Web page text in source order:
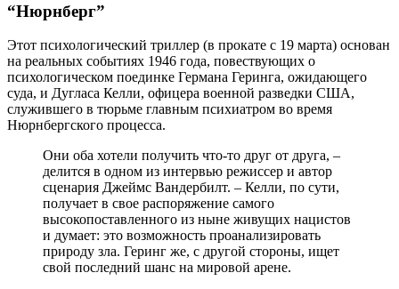
“Нюрнберг”
Этот психологический триллер (в прокате с 19 марта) основан
на реальных событиях 1946 года, повествующих о
психологическом поединке Германа Геринга, ожидающего
суда, и Дугласа Келли, офицера военной разведки США,
служившего в тюрьме главным психиатром во время
Нюрнбергского процесса.
Они оба хотели получить что-то друг от друга, –
делится в одном из интервью режиссер и автор
сценария Джеймс Вандербилт. – Келли, по сути,
получает в свое распоряжение самого
высокопоставленного из ныне живущих нацистов
и думает: это возможность проанализировать
природу зла. Геринг же, с другой стороны, ищет
свой последний шанс на мировой арене.